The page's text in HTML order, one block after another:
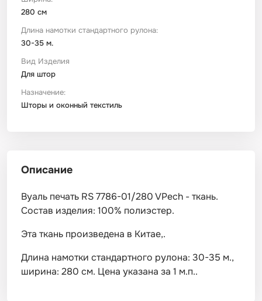
280 см
Длина намотки стандартного рулона:
30-35 м.
Вид Изделия
Для штор
Назначение:
Шторы и оконный текстиль
Описание
Вуаль печать RS 7786-01/280 VPech - ткань.
Состав изделия: 100% полиэстер.
Эта ткань произведена в Китае,.
Длина намотки стандартного рулона: 30-35 м.,
ширина: 280 см. Цена указана за 1 м.п..